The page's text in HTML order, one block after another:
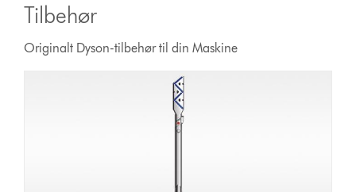
Tilbehør
Originalt Dyson-tilbehør til din Maskine